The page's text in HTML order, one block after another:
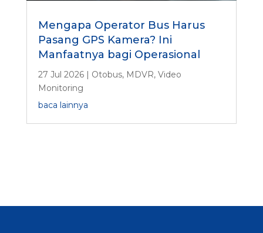
Mengapa Operator Bus Harus
Pasang GPS Kamera? Ini
Manfaatnya bagi Operasional
27 Jul 2026| Otobus, MDVR, Video
Monitoring
baca lainnya